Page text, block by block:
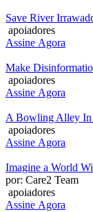
Save River
apoiadores
Assine Agora
Make
apoiadores
Assine Agora
A Bowling Alley In
apoiadores
Assine Agora
Imagine a World
por: Care2 Team
apoiadores
Assine Agora